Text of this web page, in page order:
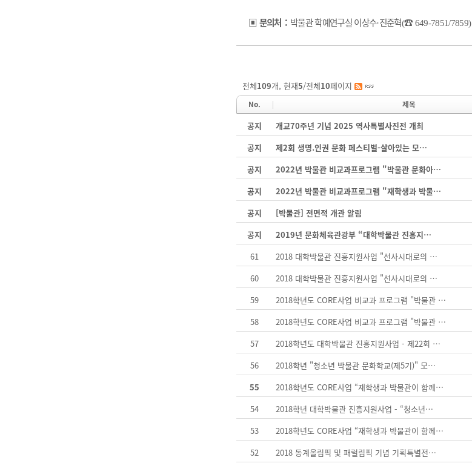
▣문의처 ： 박물관 학예연구실 이상수·진준혁(☎ 649-7851/7859)
전체109개, 현재5/전체10페이지
No. 제목
공지 개교70주년 기념 2025 역사특별사진전 개최
공지
제2회 생명.인권 문화 페스티벌-살아있는 모…
공지
2022년 박물관 비교과프로그램 "박물관 문화아…
공지
2022년 박물관 비교과프로그램 "재학생과 박물…
공지
[박물관] 전면적 개관 알림
공지
2019년 문화체육관광부 “대학박물관 진흥지…
61
2018 대학박물관 진흥지원사업 "선사시대로의 …
60
2018 대학박물관 진흥지원사업 "선사시대로의 …
59
2018학년도 CORE사업 비교과 프로그램 "박물관 …
58
2018학년도 CORE사업 비교과 프로그램 "박물관 …
57
2018학년도 대학박물관 진흥지원사업 - 제22회 …
56
2018학년 "청소년 박물관 문화학교(제5기)" 모…
55
2018학년도 CORE사업 “재학생과 박물관이 함께…
54
2018학년 대학박물관 진흥지원사업 - “청소년…
53
2018학년도 CORE사업 “재학생과 박물관이 함께…
52
2018 동계올림픽 및 패럴림픽 기념 기획특별전…